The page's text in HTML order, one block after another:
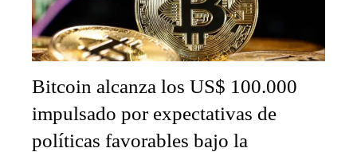
Bitcoin alcanza los US$ 100.000
impulsado por expectativas de
políticas favorables bajo la